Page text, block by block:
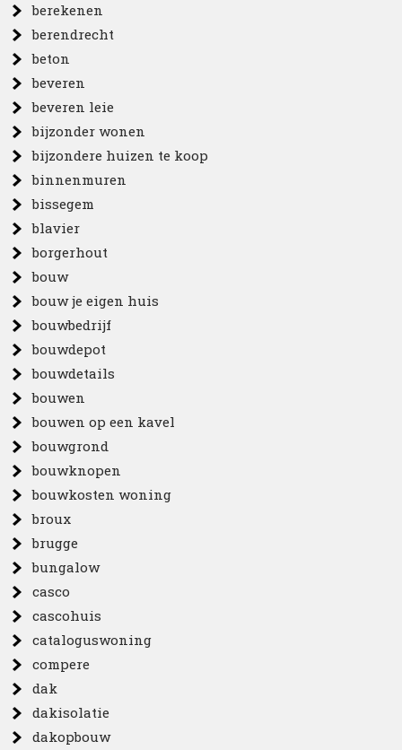
berekenen
berendrecht
beton
beveren
beveren leie
bijzonder wonen
bijzondere huizen te koop
binnenmuren
bissegem
blavier
borgerhout
bouw
bouw je eigen huis
bouwbedrijf
bouwdepot
bouwdetails
bouwen
bouwen op een kavel
bouwgrond
bouwknopen
bouwkosten woning
broux
brugge
bungalow
casco
cascohuis
cataloguswoning
compere
dak
dakisolatie
dakopbouw